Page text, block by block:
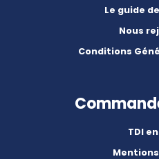
Le guide
Nous
Conditions
TDI